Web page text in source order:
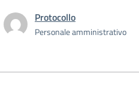
Protocollo
Personale amministrativo